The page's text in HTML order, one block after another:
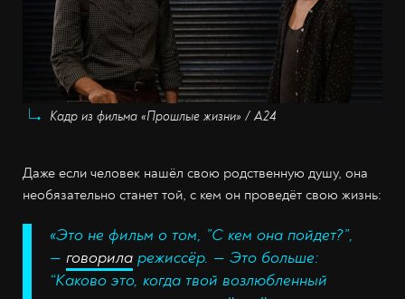
Кадр из фильма «Прошлые жизни» / А24
Даже если человек нашёл свою родственную душу, она
необязательно станет той, с кем он проведёт свою жизнь:
«Это не фильм о том, ”С кем она пойдет?”,
— говорила режиссёр. — Это больше:
“Каково это, когда твой возлюбленный